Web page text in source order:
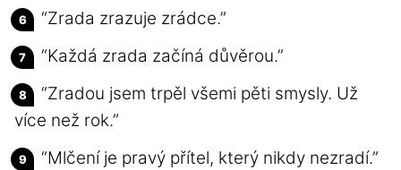
“Zrada zrazuje zrádce.”
“Každá zrada začíná důvěrou.”
“Zradou jsem trpěl všemi pěti smysly. Už
více než rok.”
“Mlčení je pravý přítel, který nikdy nezradí.”